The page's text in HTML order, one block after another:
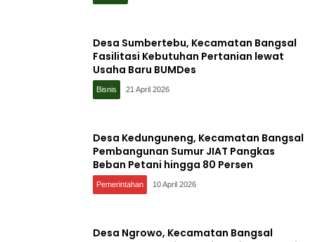
Desa Sumbertebu, Kecamatan Bangsal
Fasilitasi Kebutuhan Pertanian lewat
Usaha Baru BUMDes
Bisnis 21 April 2026
Desa Kedunguneng, Kecamatan Bangsal
Pembangunan Sumur JIAT Pangkas
Beban Petani hingga 80 Persen
Pemerintahan 10 April 2026
Desa Ngrowo, Kecamatan Bangsal